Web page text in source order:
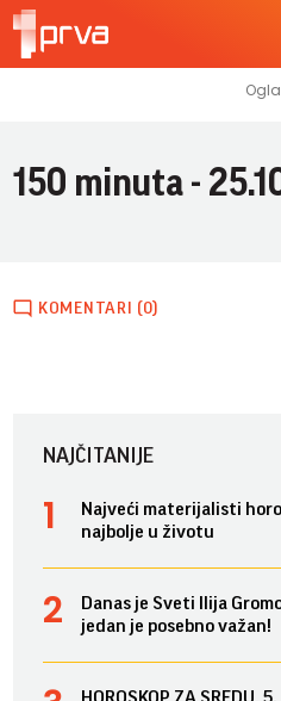
150 minuta -
KOMENTARI (0)
NAJČITANIJE
Najveći materijalisti
najbolje u životu
Danas je Sveti Ilija
jedan je posebno važan!
HOROSKOP ZA SREDU,